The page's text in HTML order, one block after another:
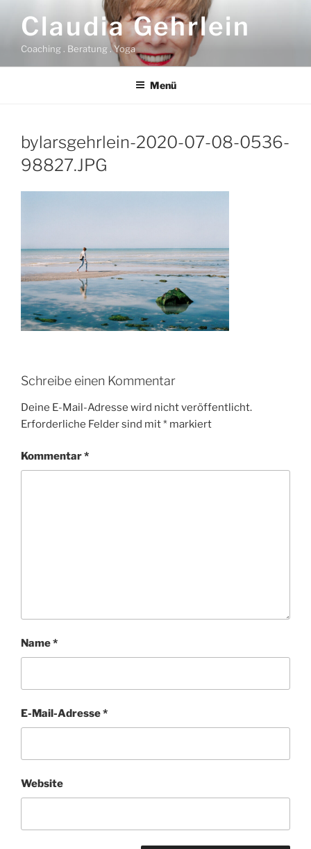
InhaltClaudia Gehrlein
Coaching . Beratung . Yoga
Menü
bylarsgehrlein-2020-07-08-0536-
98827.JPG
Schreibe einen Kommentar
Deine E-Mail-Adresse wird nicht veröffentlicht.
Erforderliche Felder sind mit* markiert
Kommentar*
Name*
E-Mail-Adresse*
Website